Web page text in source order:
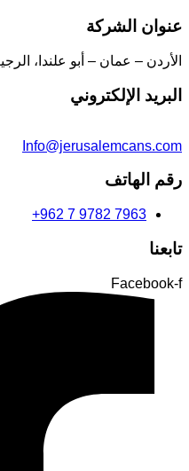
عنوان الشركة
الأردن – عمان – أبو علندا،
البريد الإلكتروني
Info@jerusalemcans.com
رقم الهاتف
+962 7 9782 7963
تابعنا
Facebook-f